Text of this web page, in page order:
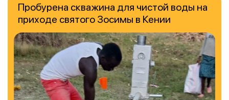
Пробурена скважина для чистой воды на
приходе святого Зосимы в Кении